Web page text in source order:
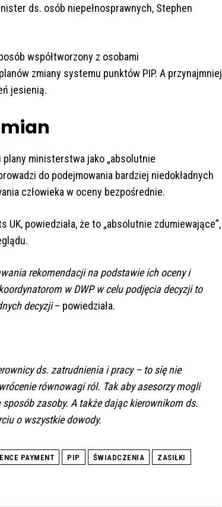
ds. osób niepełnosprawnych, Stephen
współtworzony z osobami
zmiany systemu punktów PIP. A przynajmniej
jesienią.
plany ministerstwa jako „absolutnie
do podejmowania bardziej niedokładnych
człowieka w oceny bezpośrednie.
powiedziała, że to „absolutnie zdumiewające”,
rekomendacji na podstawie ich oceny i
w DWP w celu podjęcia decyzji to
decyzji– powiedziała.
ds. zatrudnienia i pracy – to się nie
równowagi ról. Tak aby asesorzy mogli
zasoby. A także dając kierownikom ds.
o wszystkie dowody.
PAYMENT PIP ŚWIADCZENIA
ZASIŁKI